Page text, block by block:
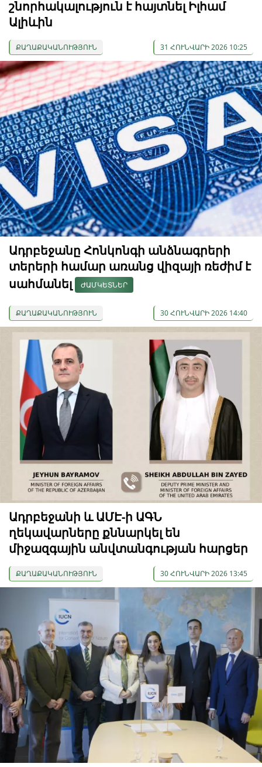
շնորհակալություն է հայտնել Իլհամ
Ալիևին
ՔԱՂԱՔԱԿԱՆՈՒԹՅՈՒՆ 31 ՀՈՒՆՎԱՐԻ 2026 10:25
Ադրբեջանը Հոնկոնգի անձնագրերի
տերերի համար առանց վիզայի ռեժիմ է
սահմանել
ԺԱՄԿԵՏՆԵՐ
ՔԱՂԱՔԱԿԱՆՈՒԹՅՈՒՆ 30 ՀՈՒՆՎԱՐԻ 2026 14:40
Ադրբեջանի և ԱՄԷ-ի ԱԳՆ
ղեկավարները քննարկել են
միջազգային անվտանգության հարցեր
ՔԱՂԱՔԱԿԱՆՈՒԹՅՈՒՆ 30 ՀՈՒՆՎԱՐԻ 2026 13:45